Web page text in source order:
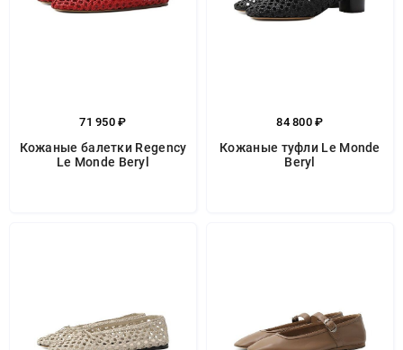
71 950 ₽
Кожаные балетки Regency
Le Monde Beryl
84 800 ₽
Кожаные туфли Le Monde
Beryl